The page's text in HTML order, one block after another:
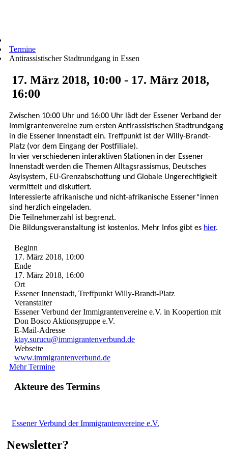
Termine
Antirassistischer Stadtrundgang in Essen
17. März 2018, 10:00 - 17. März 2018,
16:00
Zwischen 10:00 Uhr und 16:00 Uhr lädt der Essener Verband der
Immigrantenvereine zum ersten Antirassistischen Stadtrundgang
in die Essener Innenstadt ein. Treffpunkt ist der Willy-Brandt-
Platz (vor dem Eingang der Postfiliale).
In vier verschiedenen interaktiven Stationen in der Essener
Innenstadt werden die Themen Alltagsrassismus, Deutsches
Asylsystem, EU-Grenzabschottung und Globale Ungerechtigkeit
vermittelt und diskutiert.
Interessierte afrikanische und nicht-afrikanische Essener*innen
sind herzlich eingeladen.
Die Teilnehmerzahl ist begrenzt.
Die Bildungsveranstaltung ist kostenlos. Mehr Infos gibt es hier.
Beginn
17. März 2018, 10:00
Ende
17. März 2018, 16:00
Ort
Essener Innenstadt, Treffpunkt Willy-Brandt-Platz
Veranstalter
Essener Verbund der Immigrantenvereine e.V. in Koopertion mit
Don Bosco Aktionsgruppe e.V.
E-Mail-Adresse
ktay.surucu@immigrantenverbund.de
Webseite
www.immigrantenverbund.de
Mehr Termine
Akteure des Termins
Essener Verbund der Immigrantenvereine e.V.
Newsletter?